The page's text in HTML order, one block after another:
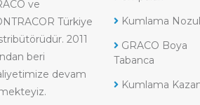
ve
Türkiye
2011
beri
devam
Kumlama
GRACO Boya
Tabanca
Kumlama